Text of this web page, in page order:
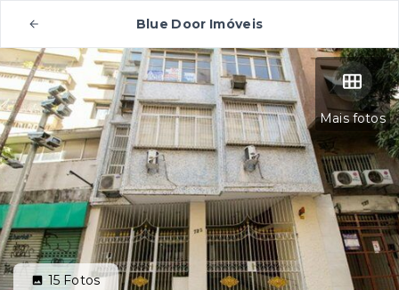
Blue Door Imóveis
Mais fotos
15 Fotos